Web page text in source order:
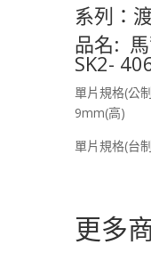
系列：
品名:
SK2-
單片規格(公
9mm(高)
單片規格(台
更多